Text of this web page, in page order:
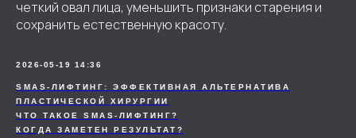
четкий овал лица, уменьшить признаки старения и
сохранить естественную красоту.
2026-05-19 14:36
SMAS-ЛИФТИНГ: ЭФФЕКТИВНАЯ АЛЬТЕРНАТИВА
ПЛАСТИЧЕСКОЙ ХИРУРГИИ
ЧТО ТАКОЕ SMAS-ЛИФТИНГ?
КОГДА ЗАМЕТЕН РЕЗУЛЬТАТ?